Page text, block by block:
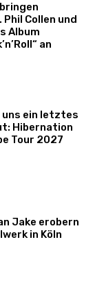
bringen
Collen und
Album
an
uns ein letztes
Hibernation
Tour 2027
Jake erobern
in Köln